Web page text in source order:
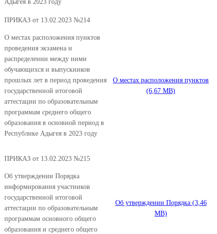
Адыгея в 2023 году
ПРИКАЗ от 13.02.2023 №214
О местах расположения пунктов
проведения экзамена и
распределении между ними
обучающихся и выпускников
прошлых лет в период проведения
государственной итоговой
аттестации по образовательным
программам среднего общего
образования в основной период в
Республике Адыгея в 2023 году
О местах расположения пунктов
ПРИКАЗ от 13.02.2023 №215
Об утверждении Порядка
информирования участников
государственной итоговой
аттестации по образовательным
программам основного общего
образования и среднего общего
Об утверждении Порядка